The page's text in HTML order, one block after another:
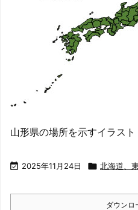
山形県の場所を示すイラスト
 2025年11月24日  北海道、
ダウンロ